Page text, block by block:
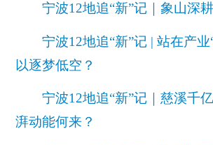
宁波12地追“新”记｜象山深
宁波12地追“新”记 | 站在产
以逐梦低空？
宁波12地追“新”记｜慈溪千
湃动能何来？